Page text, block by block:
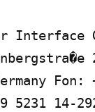
Interface
Fon:
5231 14-